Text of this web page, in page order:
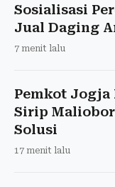
Sosialisasi
Jual Daging
7 menit lalu
Pemkot Jogja
Sirip
Solusi
17 menit lalu